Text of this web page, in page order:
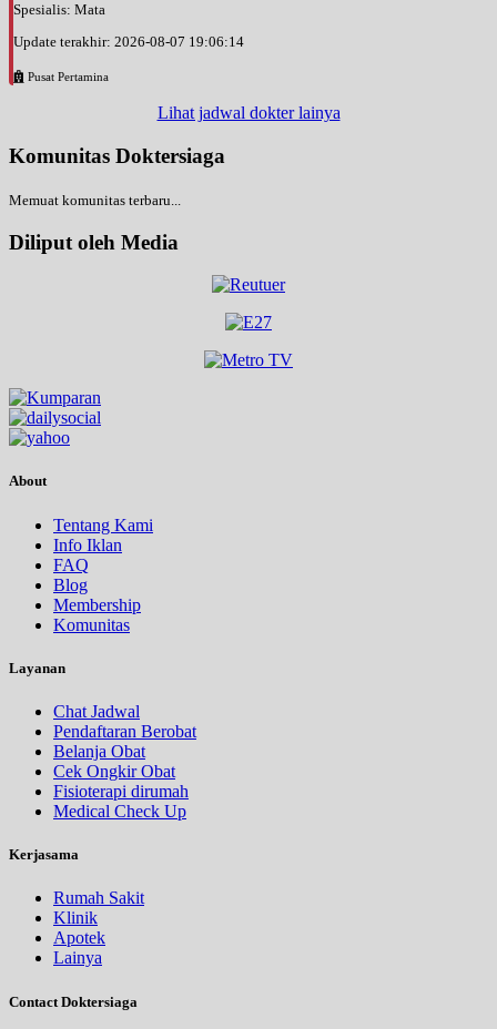
Spesialis: Mata
Update terakhir: 2026-08-07 19:06:14
Pusat Pertamina
Lihat jadwal dokter lainya
Komunitas Doktersiaga
Memuat komunitas terbaru...
Diliput oleh Media
About
Tentang Kami
Info Iklan
FAQ
Blog
Membership
Komunitas
Layanan
Chat Jadwal
Pendaftaran Berobat
Belanja Obat
Cek Ongkir Obat
Fisioterapi dirumah
Medical Check Up
Kerjasama
Rumah Sakit
Klinik
Apotek
Lainya
Contact Doktersiaga